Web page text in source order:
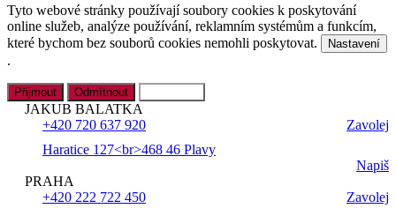
Tyto webové stránky používají soubory cookies k poskytování
online služeb, analýze používání, reklamním systémům a funkcím,
které bychom bez souborů cookies nemohli poskytovat.
Nastavení
.
Přijmout Odmítnout
JAKUB BALATKA
+420 720 637 920
Zavolej
Haratice 127<br>468 46 Plavy
Napiš
PRAHA
+420 222 722 450
Zavolej